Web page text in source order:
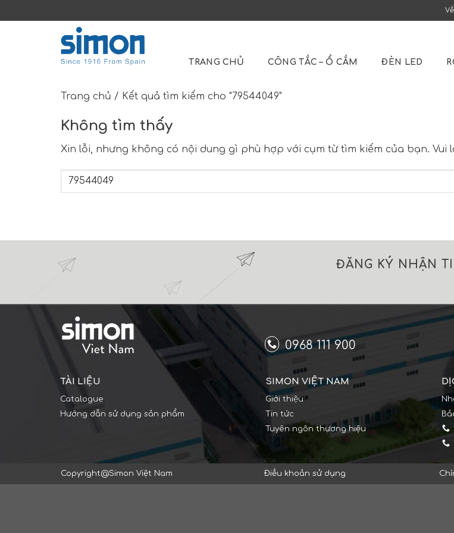
to
TRANG CHỦ CÔNG TẮC – Ổ CẮM ĐÈN LED
Trang chủ / Kết quả tìm kiếm cho "79544049"
Không tìm thấy
Xin lỗi, nhưng không có nội dung gì phù hợp với cụm từ tìm kiếm của bạn.
ĐĂNG KÝ NHẬN
0968 111 900
TÀI LIỆU
Catalogue
Hướng dẫn sử dụng sản phẩm
SIMON VIỆT NAM
Giới thiệu
Tin tức
Tuyên ngôn thương hiệu
Copyright@Simon Việt Nam Điều khoản sử dụng